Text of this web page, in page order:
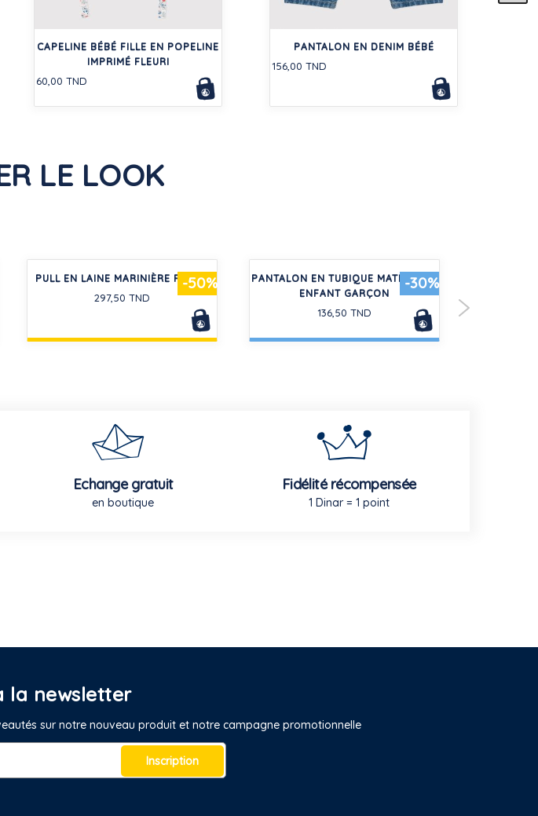
CAPELINE BÉBÉ FILLE EN POPELINE
IMPRIMÉ FLEURI
60,00 TND
PANTALON EN DENIM BÉBÉ
156,00 TND
LE LOOK
-50%
PULL EN LAINE MARINIÈRE FEMME
297,50 TND
-30%
PANTALON EN TUBIQUE MATELASSÉ
ENFANT GARÇON
136,50 TND
Echange gratuit
en boutique
Fidélité récompensée
1 Dinar = 1 point
la newsletter
sur notre nouveau produit et notre campagne promotionnelle
Inscription